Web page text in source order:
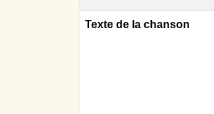
Texte de la chanson